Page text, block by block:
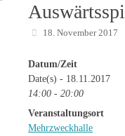
18. November 2017
Datum/Zeit
Date(s) - 18.11.2017
14:00 - 20:00
Veranstaltungsort
Mehrzweckhalle